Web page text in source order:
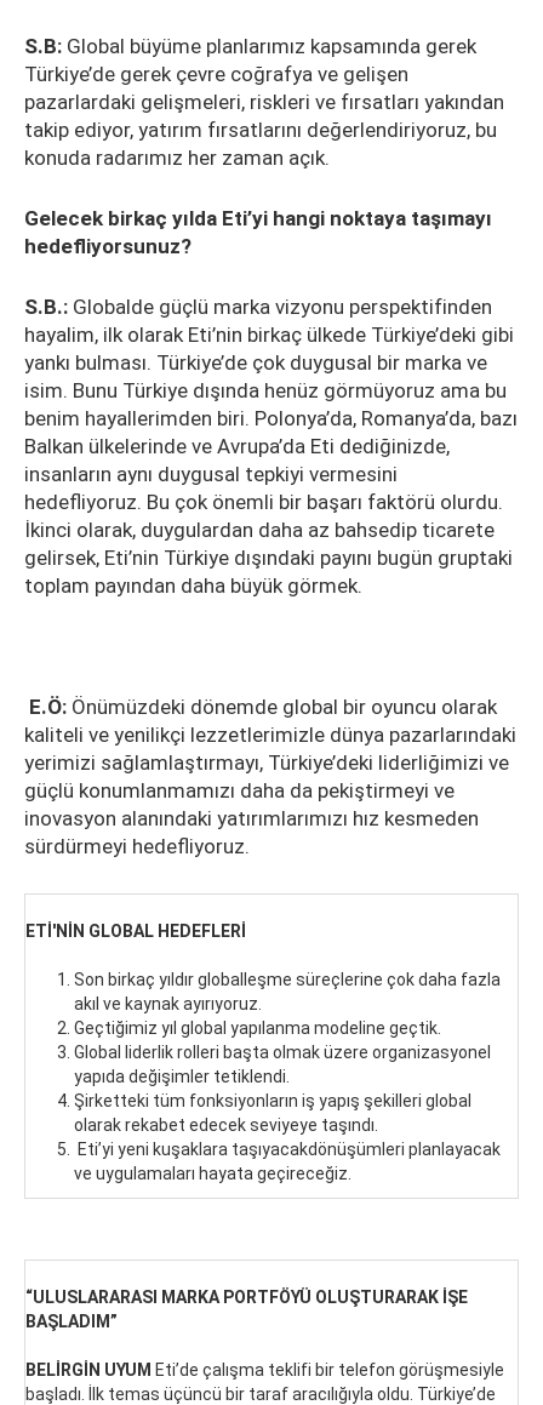
S.B: Global büyüme planlarımız kapsamında gerek
Türkiye’de gerek çevre coğrafya ve gelişen
pazarlardaki gelişmeleri, riskleri ve fırsatları yakından
takip ediyor, yatırım fırsatlarını değerlendiriyoruz, bu
konuda radarımız her zaman açık.
Gelecek birkaç yılda Eti’yi hangi noktaya taşımayı
hedefliyorsunuz?
S.B.: Globalde güçlü marka vizyonu perspektifinden
hayalim, ilk olarak Eti’nin birkaç ülkede Türkiye’deki gibi
yankı bulması. Türkiye’de çok duygusal bir marka ve
isim. Bunu Türkiye dışında henüz görmüyoruz ama bu
benim hayallerimden biri. Polonya’da, Romanya’da, bazı
Balkan ülkelerinde ve Avrupa’da Eti dediğinizde,
insanların aynı duygusal tepkiyi vermesini
hedefliyoruz. Bu çok önemli bir başarı faktörü olurdu.
İkinci olarak, duygulardan daha az bahsedip ticarete
gelirsek, Eti’nin Türkiye dışındaki payını bugün gruptaki
toplam payından daha büyük görmek.
E.Ö: Önümüzdeki dönemde global bir oyuncu olarak
kaliteli ve yenilikçi lezzetlerimizle dünya pazarlarındaki
yerimizi sağlamlaştırmayı, Türkiye’deki liderliğimizi ve
güçlü konumlanmamızı daha da pekiştirmeyi ve
inovasyon alanındaki yatırımlarımızı hız kesmeden
sürdürmeyi hedefliyoruz.
ETİ'NİN GLOBAL HEDEFLERİ
Son birkaç yıldır globalleşme süreçlerine çok daha fazla
akıl ve kaynak ayırıyoruz.
Geçtiğimiz yıl global yapılanma modeline geçtik.
Global liderlik rolleri başta olmak üzere organizasyonel
yapıda değişimler tetiklendi.
Şirketteki tüm fonksiyonların iş yapış şekilleri global
olarak rekabet edecek seviyeye taşındı.
Eti’yi yeni kuşaklara taşıyacakdönüşümleri planlayacak
ve uygulamaları hayata geçireceğiz.
“ULUSLARARASI MARKA PORTFÖYÜ OLUŞTURARAK İŞE
BAŞLADIM”
BELİRGİN UYUM Eti’de çalışma teklifi bir telefon görüşmesiyle
başladı. İlk temas üçüncü bir taraf aracılığıyla oldu. Türkiye’de